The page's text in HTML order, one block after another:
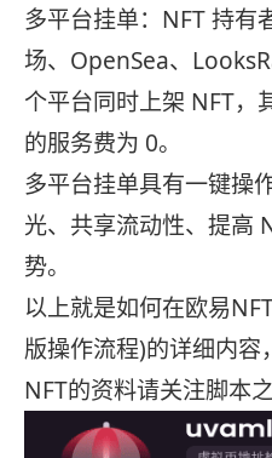
多平台挂单：NFT 持有
场、OpenSea、
个平台同时上架 NFT，
的服务费为 0。
多平台挂单具有一键操
光、共享流动性、提高
势。
以上就是如何在欧易
版操作流程)的详细内容
NFT的资料请关注脚本